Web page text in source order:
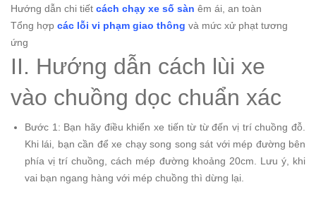
Hướng dẫn chi tiết cách chạy xe số sàn êm ái, an toàn
Tổng hợp các lỗi vi phạm giao thông và mức xử phạt tương
ứng
II. Hướng dẫn cách lùi xe
vào chuồng dọc chuẩn xác
Bước 1: Bạn hãy điều khiển xe tiến từ từ đến vị trí chuồng đỗ.
Khi lái, bạn cần để xe chạy song song sát với mép đường bên
phía vị trí chuồng, cách mép đường khoảng 20cm. Lưu ý, khi
vai bạn ngang hàng với mép chuồng thì dừng lại.